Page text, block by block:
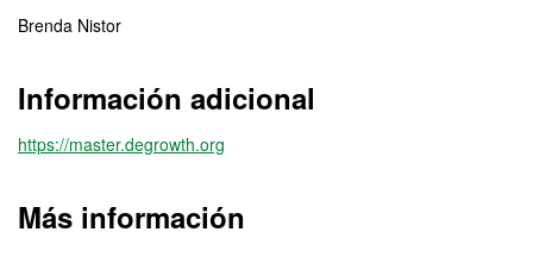
Brenda Nistor
Información adicional
https://master.degrowth.org
Más información